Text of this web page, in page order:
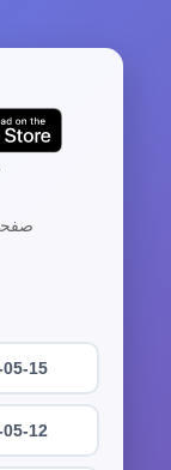
صفحه 1 از 343 | مجموع
05-15
12